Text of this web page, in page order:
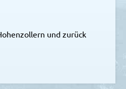
und zurück